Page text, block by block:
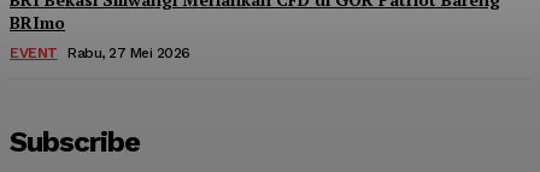
BRImo
EVENT Rabu, 27 Mei 2026
Subscribe